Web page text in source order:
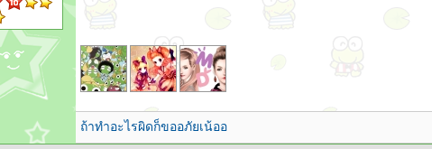
ถ้าทำอะไรผิดก็ขออภัยเน้ออ